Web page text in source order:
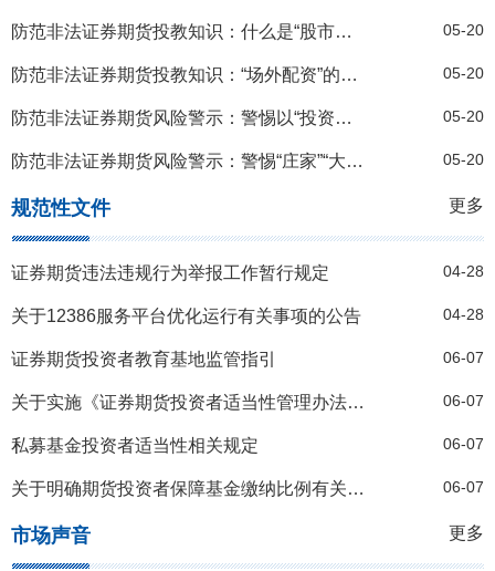
防范非法证券期货投教知识：什么是“股市黑嘴”“非法荐股”“场外配资” 05-20
防范非法证券期货投教知识：“场外配资”的危害是什么 05-20
防范非法证券期货风险警示：警惕以“投资者教育”为名的非法荐股活动 05-20
防范非法证券期货风险警示：警惕“庄家”“大V”联合诱骗投资者 05-20
规范性文件 更多
证券期货违法违规行为举报工作暂行规定 04-28
关于12386服务平台优化运行有关事项的公告 04-28
证券期货投资者教育基地监管指引 06-07
关于实施《证券期货投资者适当性管理办法》的规定 06-07
私募基金投资者适当性相关规定 06-07
关于明确期货投资者保障基金缴纳比例有关事项的规定 06-07
市场声音 更多